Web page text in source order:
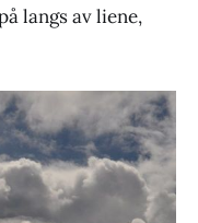
langs av liene,